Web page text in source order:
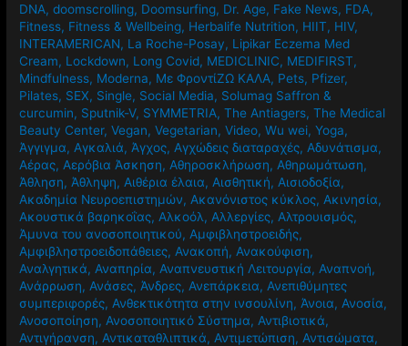
DNA,doomscrolling, Doomsurfing, Dr. Age, Fake News, FDA,
Fitness, Fitness & Wellbeing, Herbalife Nutrition, HIIT, HIV,
INTERAMERICAN, La Roche-Posay, Lipikar Eczema Med
Cream, Lockdown, Long Covid, MEDICLINIC, MEDIFIRST,
Mindfulness, Moderna, Mε ΦροντίΖΩ ΚΑΛΑ, Pets, Pfizer,
Pilates, SEX, Single, Social Media, Solumag Saffron &
curcumin, Sputnik-V, SYMMETRIA,The Antiagers,The Medical
Beauty Center,Vegan,Vegetarian,Video,Wu wei,Yoga,
Άγγιγμα, Αγκαλιά, Άγχος, Αγχώδεις διαταραχές, Αδυνάτισμα,
Αέρας, Αερόβια Άσκηση, Αθηροσκλήρωση, Αθηρωμάτωση,
Άθληση, Άθληψη, Αιθέρια έλαια, Αισθητική, Αισιοδοξία,
Ακαδημία Νευροεπιστημών, Ακανόνιστος κύκλος, Ακινησία,
Ακουστικά βαρηκοΐας, Αλκοόλ, Αλλεργίες, Αλτρουισμός,
Άμυνα του ανοσοποιητικού, Αμφιβληστροειδής,
Αμφιβληστροειδοπάθειες, Ανακοπή, Ανακούφιση,
Αναλγητικά, Αναπηρία, Αναπνευστική Λειτουργία, Αναπνοή,
Ανάρρωση, Ανάσες, Άνδρες, Ανεπάρκεια, Ανεπιθύμητες
συμπεριφορές, Ανθεκτικότητα στην ινσουλίνη, Άνοια, Ανοσία,
Ανοσοποίηση, Ανοσοποιητικό Σύστημα, Αντιβιοτικά,
Αντιγήρανση, Αντικαταθλιπτικά, Αντιμετώπιση, Αντισώματα,